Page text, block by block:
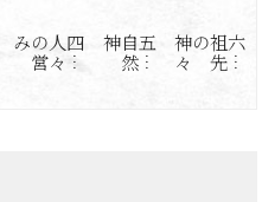
四
…
人
々
の
営
み 五
…
自
然
神 六
…
祖
先
の神
々